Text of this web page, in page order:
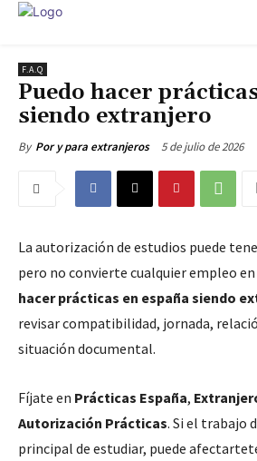
F.A.Q
Puedo hacer
siendo extranjero
By Por y para extranjeros 5 de julio de 2026
La autorización de estudios puede
pero no convierte cualquier empleo en
hacer prácticas en españa siendo
revisar compatibilidad, jornada,
situación documental.
Fíjate en Prácticas España,
Autorización Prácticas. Si el trabajo
principal de estudiar, puede